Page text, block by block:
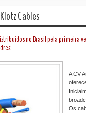
Cables
no Brasil pela primeira
A CV
Os